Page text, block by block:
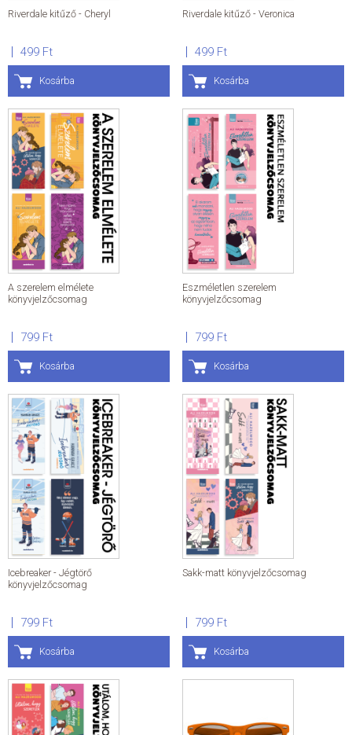
Riverdale kitűző - Cheryl
499 Ft
Kosárba
Riverdale kitűző - Veronica
499 Ft
Kosárba
A szerelem elmélete
könyvjelzőcsomag
799 Ft
Kosárba
Eszméletlen szerelem
könyvjelzőcsomag
799 Ft
Kosárba
Icebreaker - Jégtörő
könyvjelzőcsomag
799 Ft
Kosárba
Sakk-matt könyvjelzőcsomag
799 Ft
Kosárba
E-könyvek
Fantasy
Kortárs
Krimi, thriller
Mont Blanc válogatás
Romantikus
Kortárs
Történelem
Krimi, thriller
Delfin könyvek
Passion válogatás
Pulse válogatás
Egyéb könyvek
Egyéb könyvek
Életvezetés
Kötelező olvasmányok
Akció
Segíthetek?
Hírek
Általános szerződési feltételek
Adatkezelési és adatvédelmi szabályzat
Kapcsolat